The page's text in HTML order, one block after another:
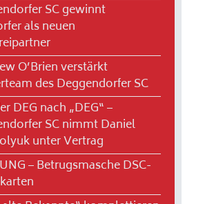
SC gewinnt
als neuen
O’Brien verstärkt
des Deggendorfer SC
DEG nach „DEG“ –
SC nimmt Daniel
unter Vertrag
– Betrugsmasche DSC-